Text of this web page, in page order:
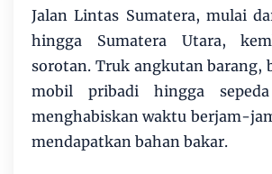
Jalan Lintas Sumatera, mulai
hingga Sumatera Utara,
sorotan. Truk angkutan barang,
mobil pribadi hingga
menghabiskan waktu berjam-
mendapatkan bahan bakar.